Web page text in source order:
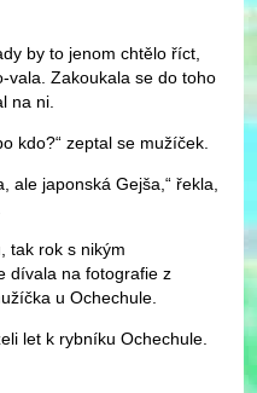
by to jenom chtělo říct,
Zakoukala se do toho
na ni.
kdo?“ zeptal se mužíček.
ale japonská Gejša,“ řekla,
tak rok s nikým
dívala na fotografie z
u Ochechule.
let k rybníku Ochechule.